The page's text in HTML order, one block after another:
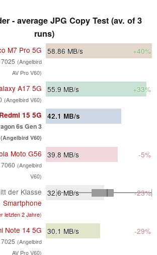
- average JPG Copy Test (av. of 3
runs)
M7 Pro 5G
(Angelbird
AV Pro V60)
58.86 MB/s +40%
A17 5G
(Angelbird V60)
55.9 MB/s +33%
15 5G
6s Gen 3
(Angelbird V60)
42.1 MB/s
Moto G56
(Angelbird
V60)
39.8 MB/s -5%
der Klasse
Smartphone
letzten 2 Jahre)
32.6MB/s -23%
Note 14 5G
(Angelbird
AV Pro V60)
30.1 MB/s -29%